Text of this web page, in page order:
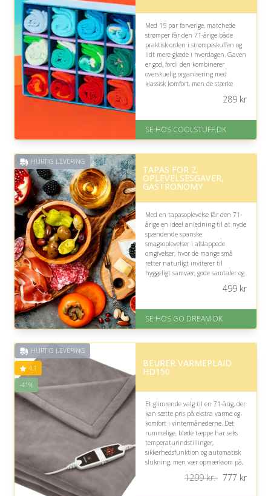
Med 15 par farverige, matchede
strømper får den 71-årige både
praktisk orden i strømpeskuffen og
lidt mere glæde i hverdagen. Gaven
er god, fordi den kombinerer
overskuelig organisering med
klassisk komfort, men de stærke
På lager
Levering: Standard leveringstid
Fremragende Trustpilot rating
289kr
SE HOS COOLSTUFF.DK
HURTIG LEVERING
TAPAS FOR 2,
OPLEVELSESGAVER,
GASTRONOMY
Med en tapasoplevelse får den 71-
årige en ideel anledning til at nyde
spændende spanske
smagsoplevelser i afslappede
omgivelser, hvor de mange små
retter naturligt inviterer til
hyggeligt samvær, gode samtaler og
På lager
Levering: E-gavekort kan leveres
499kr
SE HOS GO DREAM DK
HURTIG LEVERING
4.1
-41%
BEURER VARMEPLAID
HD150
Et glimrende valg til en 71-årig, der
kan sætte pris på ekstra varme og
komfort i vintermånederne. Det
rummelige, bløde tæppe har seks
temperaturindstillinger,
sikkerhedsfunktion og automatisk
slukning, men vær opmærksom på,
kan kræve tilvænning.
1299 kr. 777 kr